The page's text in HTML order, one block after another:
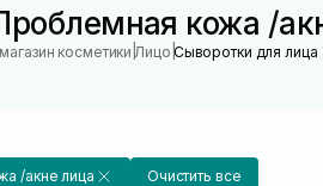
кожа /
косметики |Лицо |Сыворотки для лица
/акне лица Очистить все